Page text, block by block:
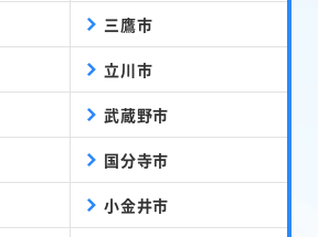
三鷹市
立川市
武蔵野市
国分寺市
小金井市